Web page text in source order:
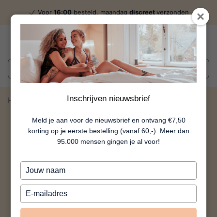
Inschrijven nieuwsbrief
Meld je aan voor de nieuwsbrief en ontvang €7,50
korting op je eerste bestelling (vanaf 60,-). Meer dan
95.000 mensen gingen je al voor!
Typ
je
naam
Typ
je
e-
Voor 16:00 besteld, maandag discreetverzonden
Wat zoek je?
Home Voyade - Roze